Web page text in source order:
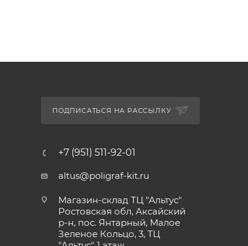
ПОДПИСАТЬСЯ НА РАССЫЛКУ
+7 (951) 511-92-01
altus@poligraf-kit.ru
Магазин-склад ТЦ "Альтус"
Ростовская обл, Аксайский
р-н, пос. Янтарный, Малое
Зеленое Кольцо, 3, ТЦ